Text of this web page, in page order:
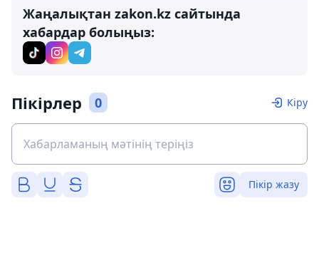
Жаңалықтан zakon.kz сайтында
хабардар болыңыз:
Пікірлер 0 Кіру
Пікір жазу